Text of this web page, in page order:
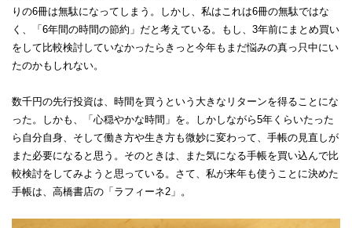
りの6冊は無駄になってしまう。しかし、私はこれは6冊の無駄ではな
く、「6年間の時間の節約」だと考えている。もし、3年前にまとめ買い
をして比較検討していなかったらきっと今年もまだ悩みの真っ只中にい
たのかもしれない。
数千円の先行投資は、時間を買うという大きなリターンを得ることにな
った。しかも、「心穏やかな時間」を。しかしながら5年くらいたった
ら自分自身、そして働き方や生き方も微妙に変わって、手帳の見直しが
また必要になると思う。そのときは、また気になる手帳を買い込んで比
較検討をしてみようと思っている。さて、私が来年も使うことに決めた
手帳は、高橋書店の「ラフィーネ2」。